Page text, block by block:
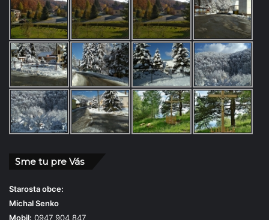
Sme tu pre Vás
Starosta obce:
Michal Senko
Mobil: 0947 904 847